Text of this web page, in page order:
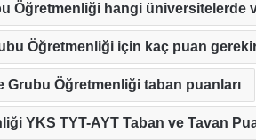
Öğretmenliği hangi üniversitelerde
Öğretmenliği için kaç puan
Grubu Öğretmenliği taban puanları
YKS TYT-AYT Taban ve Tavan